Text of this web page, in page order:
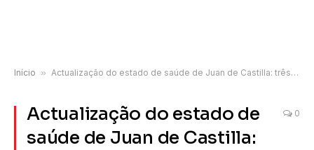
Início » Actualização do estado de saúde de Juan de Castilla: três cornadas, uma com 60 centímetros
Actualização do estado de
saúde de Juan de Castilla:
0